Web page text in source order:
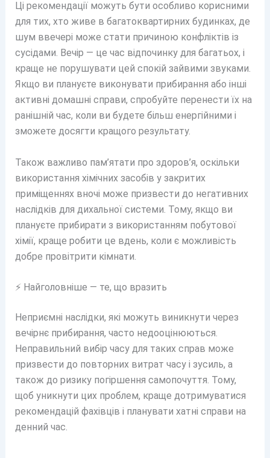
Ці рекомендації можуть бути особливо корисними
для тих, хто живе в багатоквартирних будинках, де
шум ввечері може стати причиною конфліктів із
сусідами. Вечір — це час відпочинку для багатьох, і
краще не порушувати цей спокій зайвими звуками.
Якщо ви плануєте виконувати прибирання або інші
активні домашні справи, спробуйте перенести їх на
ранішній час, коли ви будете більш енергійними і
зможете досягти кращого результату.
Також важливо пам’ятати про здоров’я, оскільки
використання хімічних засобів у закритих
приміщеннях вночі може призвести до негативних
наслідків для дихальної системи. Тому, якщо ви
плануєте прибирати з використанням побутової
хімії, краще робити це вдень, коли є можливість
добре провітрити кімнати.
⚡ Найголовніше — те, що вразить
Неприємні наслідки, які можуть виникнути через
вечірнє прибирання, часто недооцінюються.
Неправильний вибір часу для таких справ може
призвести до повторних витрат часу і зусиль, а
також до ризику погіршення самопочуття. Тому,
щоб уникнути цих проблем, краще дотримуватися
рекомендацій фахівців і планувати хатні справи на
денний час.